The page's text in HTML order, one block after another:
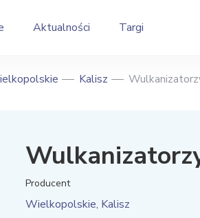
Aktualności Targi
Kalisz
Producent
Wielkopolskie, Kalisz